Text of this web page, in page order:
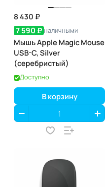
8 430 ₽
7 590 ₽ наличными
Мышь Apple Magic Mouse
USB-C, Silver
(серебристый)
Доступно
В корзину